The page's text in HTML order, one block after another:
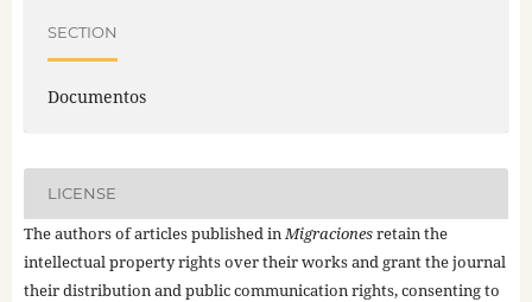
SECTION
Documentos
LICENSE
The authors of articles published inMigracionesretain the
intellectual property rights over their works and grant the journal
their distribution and public communication rights, consenting to